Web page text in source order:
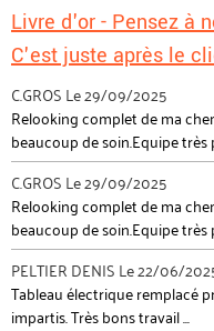
Livre d'or - Pensez à
C'est juste après le
C.GROS Le 29/09/2025
Relooking complet de ma
beaucoup de soin.Equipe très
C.GROS Le 29/09/2025
Relooking complet de ma
beaucoup de soin.Equipe très
PELTIER DENIS Le 22/06/
Tableau électrique remplacé
impartis. Très bons travail ...